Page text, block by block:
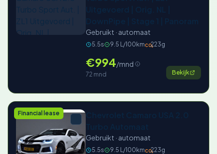
Gebruikt · automaat
5.5s 9.5 L/100kmCO₂223g
€994/mnd
72 mnd Bekijk
Financial lease
Gebruikt · automaat
5.5s 9.5 L/100kmCO₂223g